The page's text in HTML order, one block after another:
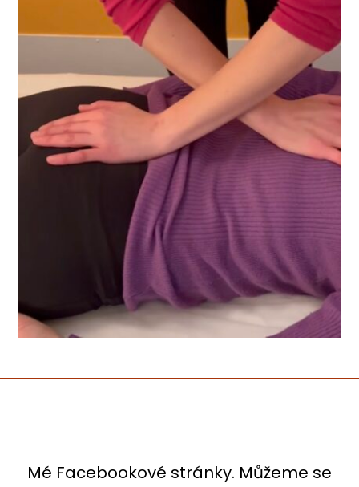
Mé Facebookové stránky. Můžeme se